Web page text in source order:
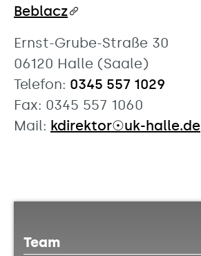
Beblacz
Ernst-Grube-Straße 30
06120 Halle (Saale)
Telefon: 0345 557 1029
Fax: 0345 557 1060
Mail: kdirektor☉uk-halle.de
Team